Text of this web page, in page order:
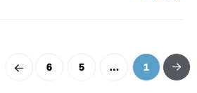
1
…
5
6